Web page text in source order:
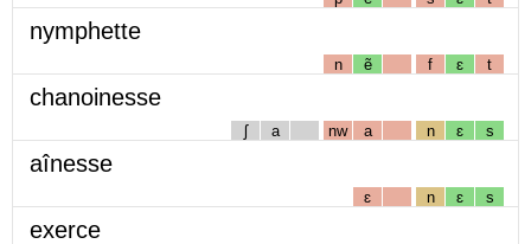
nymphette
n ẽ f ɛ t
chanoinesse
ʃ a nw a n ɛ s
aînesse
ɛ n ɛ s
exerce